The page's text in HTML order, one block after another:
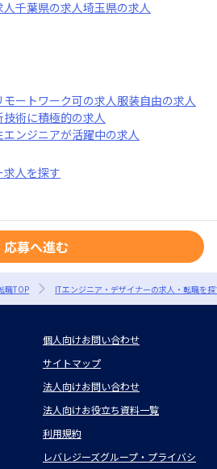
人千葉県の求人埼玉県の求人
モートワーク可の求人服装自由の求人
技術に積極的の求人
エンジニアが活躍中の求人
人を探す
応募へ進む
職TOP ITエンジニア・デザイナーの求人・転職を
個人向けお問い合わせ
サイトマップ
法人向けお問い合わせ
法人向けお役立ち資料一覧
利用規約
レバレジーズグループ・プライバシ